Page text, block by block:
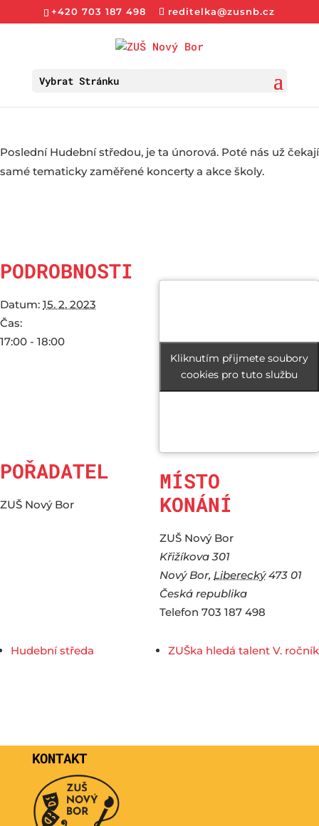
+420 703 187 498 reditelka@zusnb.cz
Vybrat Stránku
Poslední Hudební středou, je ta únorová. Poté nás už čekají
samé tematicky zaměřené koncerty a akce školy.
PODROBNOSTI
Datum: 15. 2. 2023
Čas:
17:00 - 18:00
POŘADATEL
ZUŠ Nový Bor
MÍSTO
KONÁNÍ
ZUŠ Nový Bor
Křižíkova 301
Nový Bor, Liberecký 473 01
Česká republika
Telefon 703 187 498
Kliknutím přijmete soubory
cookies pro tuto službu
Kliknutím přijmete soubory
cookies pro tuto službu
Hudební středa ZUŠka hledá talent V. ročník
KONTAKT